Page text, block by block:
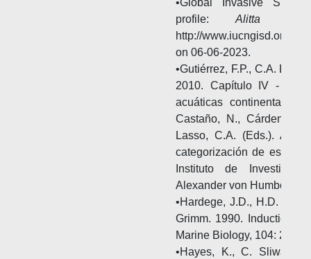
•Global Invasive
profile:Alitta
http://www.iucngisd.org/
on 06-06-2023.
•Gutiérrez, F.P., C.A.
2010. Capítulo IV -
acuáticas continentales
Castaño, N., Cárdenas,
Lasso, C.A. (Eds.).
categorización de
Instituto de
Alexander von Humboldt.
•Hardege, J.D., H.D.
Grimm. 1990. Induction
Marine Biology, 104:
•Hayes, K., C. Sliwa,